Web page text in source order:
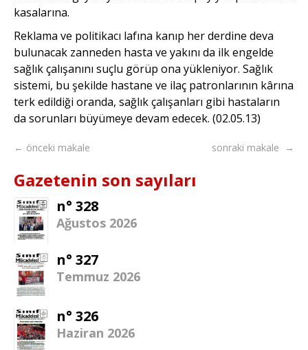
kasalarına.
Reklama ve politikacı lafına kanıp her derdine deva
bulunacak zanneden hasta ve yakını da ilk engelde
sağlık çalışanını suçlu görüp ona yükleniyor. Sağlık
sistemi, bu şekilde hastane ve ilaç patronlarının kârına
terk edildiği oranda, sağlık çalışanları gibi hastaların
da sorunları büyümeye devam edecek. (02.05.13)
← önceki makale sonraki makale →
Gazetenin son sayıları
n° 328
Ağustos 2026
n° 327
Temmuz 2026
n° 326
Haziran 2026